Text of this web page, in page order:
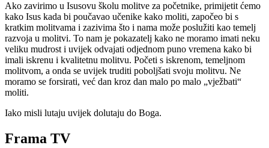
Ako zavirimo u Isusovu školu molitve za početnike, primijetit ćemo
kako Isus kada bi poučavao učenike kako moliti, započeo bi s
kratkim molitvama i zazivima što i nama može poslužiti kao temelj
razvoja u molitvi. To nam je pokazatelj kako ne moramo imati neku
veliku mudrost i uvijek odvajati odjednom puno vremena kako bi
imali iskrenu i kvalitetnu molitvu. Početi s iskrenom, temeljnom
molitvom, a onda se uvijek truditi poboljšati svoju molitvu. Ne
moramo se forsirati, već dan kroz dan malo po malo „vježbati“
moliti.
Iako misli lutaju uvijek dolutaju do Boga.
Frama TV